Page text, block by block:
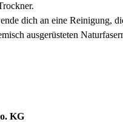
dich an eine Reinigung,
ausgerüsteten
KG